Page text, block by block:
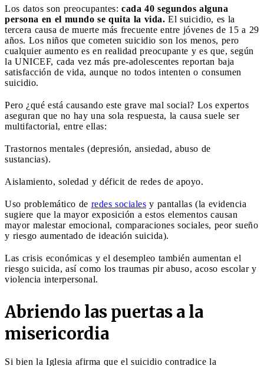
Los datos son preocupantes: cada 40 segundos alguna
persona en el mundo se quita la vida. El suicidio, es la
tercera causa de muerte más frecuente entre jóvenes de 15 a 29
años. Los niños que cometen suicidio son los menos, pero
cualquier aumento es en realidad preocupante y es que, según
la UNICEF, cada vez más pre-adolescentes reportan baja
satisfacción de vida, aunque no todos intenten o consumen
suicidio.
Pero ¿qué está causando este grave mal social? Los expertos
aseguran que no hay una sola respuesta, la causa suele ser
multifactorial, entre ellas:
Trastornos mentales (depresión, ansiedad, abuso de
sustancias).
Aislamiento, soledad y déficit de redes de apoyo.
Uso problemático de redes sociales y pantallas (la evidencia
sugiere que la mayor exposición a estos elementos causan
mayor malestar emocional, comparaciones sociales, peor sueño
y riesgo aumentado de ideación suicida).
Las crisis económicas y el desempleo también aumentan el
riesgo suicida, así como los traumas pir abuso, acoso escolar y
violencia interpersonal.
Abriendo las puertas a la
misericordia
Si bien la Iglesia afirma que el suicidio contradice la